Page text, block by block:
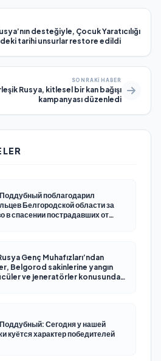
desteğiyle, Çocuk Yaratıcılığı
tarihi unsurlar restore edildi
SONRAKI HABER
Rusya, kitlesel bir kan bağışı
kampanyası düzenledi
поблагодарил
Белгородской области за
в спасении пострадавших от
Genç Muhafızları’ndan
Belgorod sakinlerine yangın
ve jeneratörler konusunda
Сегодня у нашей
куётся характер победителей